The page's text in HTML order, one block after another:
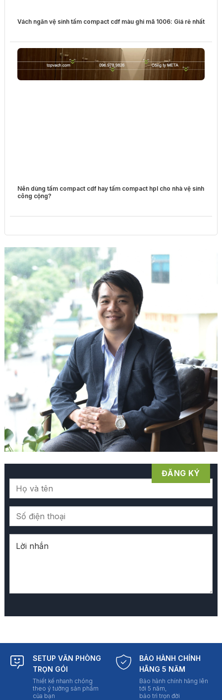
Vách ngăn vệ sinh tấm compact cdf màu ghi mã 1006: Giá rẻ nhất
Nên dùng tấm compact cdf hay tấm compact hpl cho nhà vệ sinh
công cộng?
SETUP VĂN PHÒNG
TRỌN GÓI
Thiết kế nhanh chóng
theo ý tưởng sản phẩm
của bạn
BẢO HÀNH CHÍNH
HÃNG 5 NĂM
Bảo hành chính hãng lên
tới 5 năm,
bảo trì trọn đời